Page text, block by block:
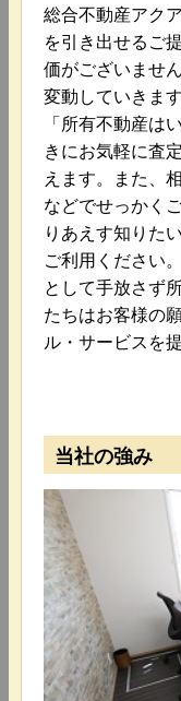
総合不動産アク
を引き出せるご
価がございませ
変動していきま
「所有不動産は
きにお気軽に査
えます。また、
などでせっかく
りあえす知りた
ご利用ください
として手放さず
たちはお客様の
ル・サービスを
当社の強み